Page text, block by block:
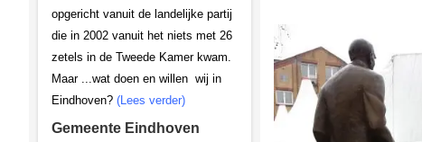
opgericht vanuit de landelijke partij
die in 2002 vanuit het niets met 26
zetels in de Tweede Kamer kwam.
Maar ...wat doen en willen wij in
Eindhoven? (Lees verder)
Gemeente Eindhoven